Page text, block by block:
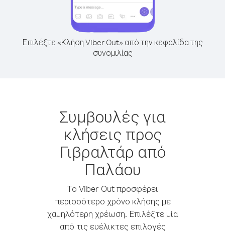
Επιλέξτε «Κλήση Viber Out» από την κεφαλίδα της
συνομιλίας
Συμβουλές για
κλήσεις προς
Γιβραλτάρ από
Παλάου
Το Viber Out προσφέρει
περισσότερο χρόνο κλήσης με
χαμηλότερη χρέωση. Επιλέξτε μία
από τις ευέλικτες επιλογές